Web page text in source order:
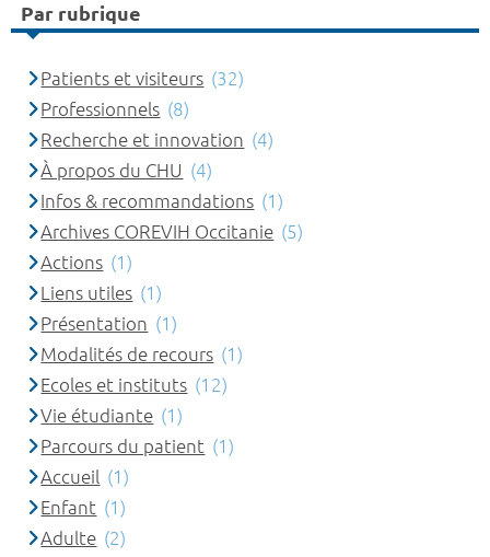
Par rubrique
Patients et visiteurs (32)
Professionnels (8)
Recherche et innovation (4)
À propos du CHU (4)
Infos & recommandations (1)
Archives COREVIH Occitanie (5)
Actions (1)
Liens utiles (1)
Présentation (1)
Modalités de recours (1)
Ecoles et instituts (12)
Vie étudiante (1)
Parcours du patient (1)
Accueil (1)
Enfant (1)
Adulte (2)